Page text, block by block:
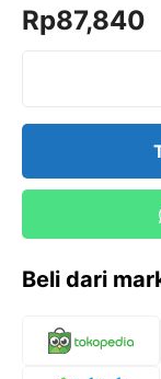
o
u
Rp87,840
Beli dari